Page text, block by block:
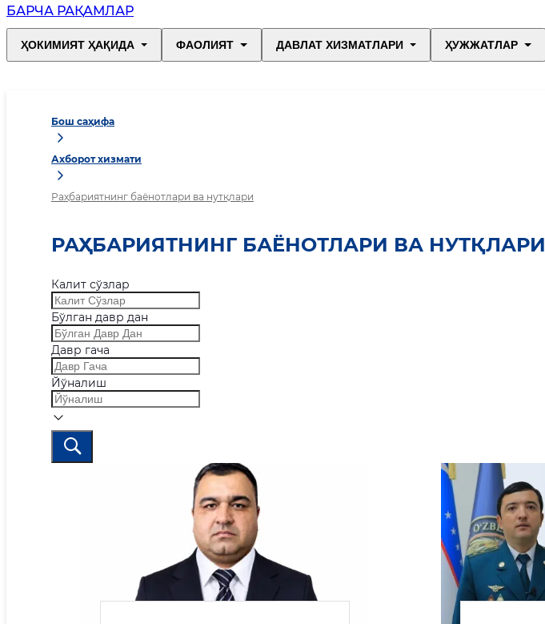
БАРЧА РАҚАМЛАР
ҲОКИМИЯТ ҲАҚИДА ФАОЛИЯТ ДАВЛАТ ХИЗМАТЛАРИ ҲУЖЖАТЛАР
Бош саҳифа
Ахборот хизмати
Раҳбариятнинг баёнотлари ва нутқлари
РАҲБАРИЯТНИНГ БАЁНОТЛАРИ ВА НУТҚЛАРИ
Калит сўзлар
Бўлган давр дан
Давр гача
Йўналиш